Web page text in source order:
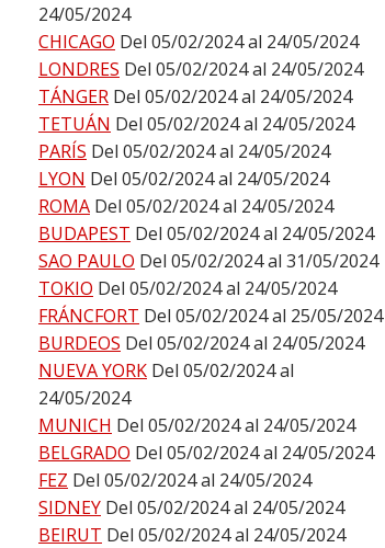
24/05/2024
CHICAGO Del 05/02/2024 al 24/05/2024
LONDRES Del 05/02/2024 al 24/05/2024
TÁNGER Del 05/02/2024 al 24/05/2024
TETUÁN Del 05/02/2024 al 24/05/2024
PARÍS Del 05/02/2024 al 24/05/2024
LYON Del 05/02/2024 al 24/05/2024
ROMA Del 05/02/2024 al 24/05/2024
BUDAPEST Del 05/02/2024 al 24/05/2024
SAO PAULO Del 05/02/2024 al 31/05/2024
TOKIO Del 05/02/2024 al 24/05/2024
FRÁNCFORT Del 05/02/2024 al 25/05/2024
BURDEOS Del 05/02/2024 al 24/05/2024
NUEVA YORK Del 05/02/2024 al
24/05/2024
MUNICH Del 05/02/2024 al 24/05/2024
BELGRADO Del 05/02/2024 al 24/05/2024
FEZ Del 05/02/2024 al 24/05/2024
SIDNEY Del 05/02/2024 al 24/05/2024
BEIRUT Del 05/02/2024 al 24/05/2024